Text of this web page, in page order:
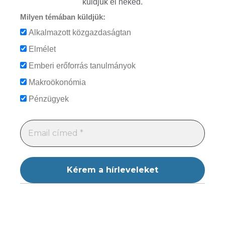
küldjük el neked.
Milyen témában küldjük:
Alkalmazott közgazdaságtan
Elmélet
Emberi erőforrás tanulmányok
Makroökonómia
Pénzügyek